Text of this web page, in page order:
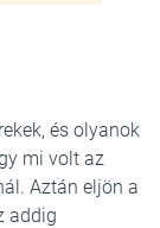
és olyanok
mi volt az
Aztán eljön a
addig